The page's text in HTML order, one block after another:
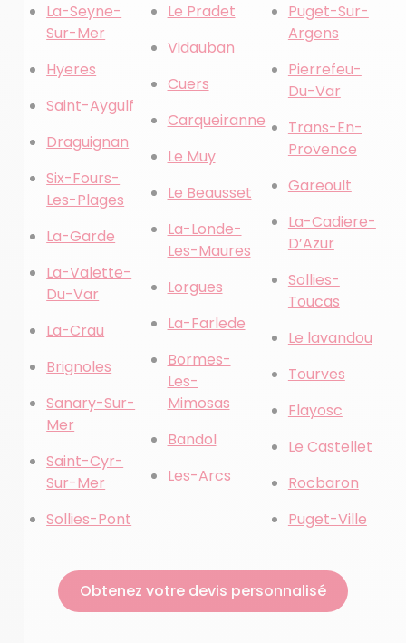
La-Seyne-
Sur-Mer
Hyeres
Saint-Aygulf
Draguignan
Six-Fours-
Les-Plages
La-Garde
La-Valette-
Du-Var
La-Crau
Brignoles
Sanary-Sur-
Mer
Saint-Cyr-
Sur-Mer
Sollies-Pont
Le Pradet
Vidauban
Cuers
Carqueiranne
Le Muy
Le Beausset
La-Londe-
Les-Maures
Lorgues
La-Farlede
Bormes-
Les-
Mimosas
Bandol
Les-Arcs
Puget-Sur-
Argens
Pierrefeu-
Du-Var
Trans-En-
Provence
Gareoult
La-Cadiere-
D’Azur
Sollies-
Toucas
Le lavandou
Tourves
Flayosc
Le Castellet
Rocbaron
Puget-Ville
Obtenez votre devis personnalisé